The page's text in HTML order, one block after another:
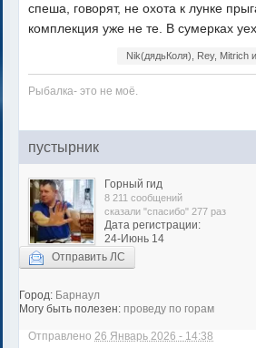
спеша, говорят, не охота к лунке
комплекция уже не те. В сумерках
Nik(дядьКоля), Rey, Mitrich и
Рыбалка- это не моë.
пустырник
Горный гид
8 211 сообщений
сказали "спасибо" 277 раз
Дата регистрации:
24-Июнь 14
Отправить ЛС
Город: Барнаул
Могу быть полезен: проведу по горам
Отправлено26 Январь 2026 - 14:38